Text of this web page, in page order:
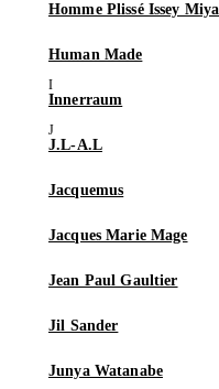
Homme Plissé Issey
Human Made
Innerraum
J.L-A.L
Jacquemus
Jacques Marie Mage
Jean Paul Gaultier
Jil Sander
Junya Watanabe